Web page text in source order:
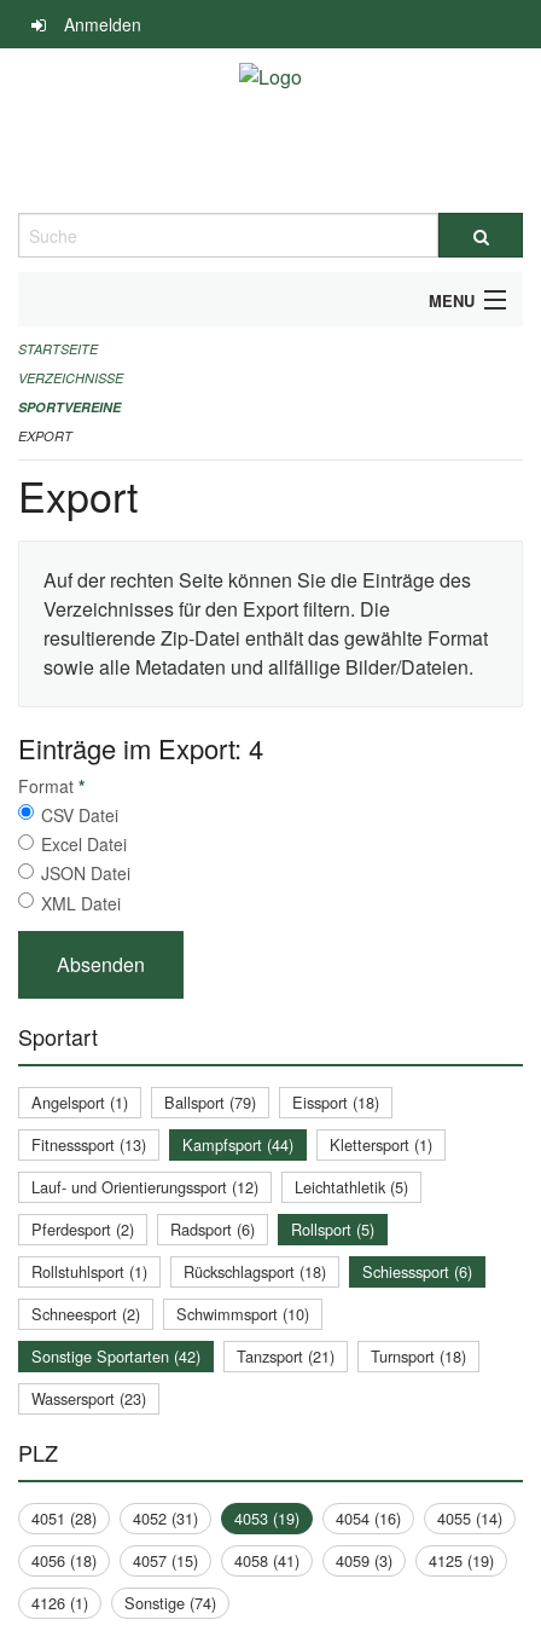
Navigation
überspringen
Anmelden
Suche
MENU
ALLGEMEINE INFORMATIONEN
FINANZIELLE UNTERSTÜTZUNG BENÖTIGT?
KONTAKT
STARTSEITE
VERZEICHNISSE
SPORTVEREINE
EXPORT
Export
Auf der rechten Seite können Sie die Einträge des
Verzeichnisses für den Export filtern. Die
resultierende Zip-Datei enthält das gewählte Format
sowie alle Metadaten und allfällige Bilder/Dateien.
Einträge im Export: 4
Format *
CSV Datei
Excel Datei
JSON Datei
XML Datei
Sportart
Angelsport (1) Ballsport (79)
Eissport (18)
Fitnesssport (13)
Kampfsport (44)
Klettersport (1)
Lauf- und Orientierungssport (12)
Leichtathletik (5)
Pferdesport (2)
Radsport (6)
Rollsport (5)
Rollstuhlsport (1)
Rückschlagsport (18)
Schiesssport (6)
Schneesport (2)
Schwimmsport (10)
Sonstige Sportarten (42)
Tanzsport (21)
Turnsport (18)
Wassersport (23)
PLZ
4051 (28) 4052 (31) 4053 (19) 4054 (16)
4055 (14)
4056 (18)
4057 (15) 4058 (41) 4059 (3)
4125 (19)
4126 (1)
Sonstige (74)